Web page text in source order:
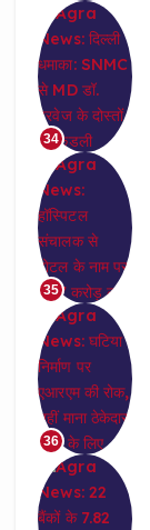
34
35
36